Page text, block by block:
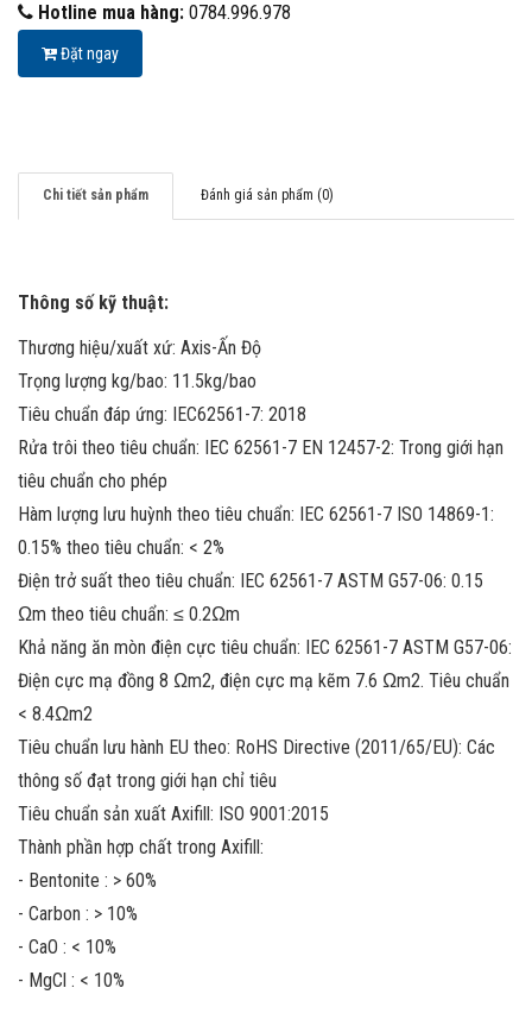
Hotline mua hàng: 0784.996.978
Đặt ngay
Chi tiết sản phẩm Đánh giá sản phẩm (0)
Thông số kỹ thuật:
Thương hiệu/xuất xứ: Axis-Ấn Độ
Trọng lượng kg/bao: 11.5kg/bao
Tiêu chuẩn đáp ứng: IEC62561-7: 2018
Rửa trôi theo tiêu chuẩn: IEC 62561-7 EN 12457-2: Trong giới hạn
tiêu chuẩn cho phép
Hàm lượng lưu huỳnh theo tiêu chuẩn: IEC 62561-7 ISO 14869-1:
0.15% theo tiêu chuẩn: < 2%
Điện trở suất theo tiêu chuẩn: IEC 62561-7 ASTM G57-06: 0.15
Ωm theo tiêu chuẩn: ≤ 0.2Ωm
Khả năng ăn mòn điện cực tiêu chuẩn: IEC 62561-7 ASTM G57-06:
Điện cực mạ đồng 8 Ωm2, điện cực mạ kẽm 7.6 Ωm2. Tiêu chuẩn
< 8.4Ωm2
Tiêu chuẩn lưu hành EU theo: RoHS Directive (2011/65/EU): Các
thông số đạt trong giới hạn chỉ tiêu
Tiêu chuẩn sản xuất Axifill: ISO 9001:2015
Thành phần hợp chất trong Axifill:
- Bentonite : > 60%
- Carbon : > 10%
- CaO : < 10%
- MgCl : < 10%